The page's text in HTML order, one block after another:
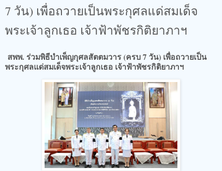
7 วัน) เพื่อถวายเป็นพระกุศลแด่สมเด็จ
พระเจ้าลูกเธอ เจ้าฟ้าพัชรกิติยาภาฯ
สพพ. ร่วมพิธีบำเพ็ญกุศลสัตตมวาร (ครบ 7 วัน) เพื่อถวายเป็น
พระกุศลแด่สมเด็จพระเจ้าลูกเธอ เจ้าฟ้าพัชรกิติยาภาฯ